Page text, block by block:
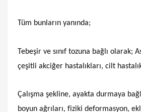
Tüm bunların yanında;
Tebeşir ve sınıf tozuna bağlı olarak;
çeşitli akciğer hastalıkları, cilt
Çalışma şekline, ayakta durmaya
boyun ağrıları, fiziki deformasyon,